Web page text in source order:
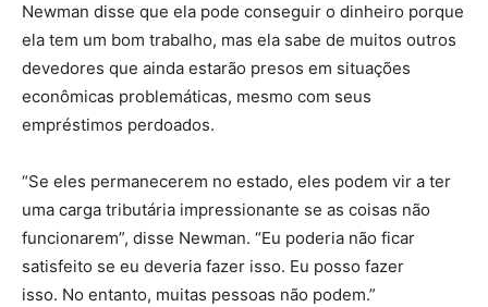
Newman disse que ela pode conseguir o dinheiro porque
ela tem um bom trabalho, mas ela sabe de muitos outros
devedores que ainda estarão presos em situações
econômicas problemáticas, mesmo com seus
empréstimos perdoados.
“Se eles permanecerem no estado, eles podem vir a ter
uma carga tributária impressionante se as coisas não
funcionarem”, disse Newman. “Eu poderia não ficar
satisfeito se eu deveria fazer isso. Eu posso fazer
isso. No entanto, muitas pessoas não podem.”